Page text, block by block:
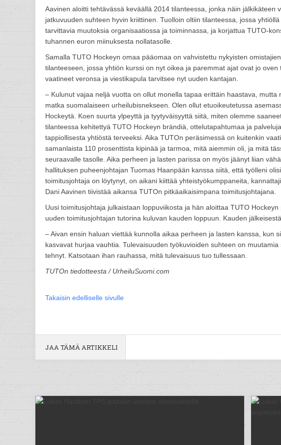
Aavinen aloitti tehtävässä keväällä 2014 tilanteessa, jonka näin jälkikäteen
jatkuvuuden suhteen hyvin kriittinen. Tuolloin oltiin tilanteessa, jossa
tarvittavia muutoksia organisaatiossa ja toiminnassa, ja korjattua TUTO-
tuhannen euron miinuksesta nollatasolle.
Samalla TUTO Hockeyn omaa pääomaa on vahvistettu nykyisten
tilanteeseen, jossa yhtiön kurssi on nyt oikea ja paremmat ajat ovat jo
vaatineet veronsa ja viestikapula tarvitsee nyt uuden kantajan.
– Kulunut vajaa neljä vuotta on ollut monella tapaa erittäin haastava,
matka suomalaiseen urheilubisnekseen. Olen ollut etuoikeutetussa
Hockeytä. Koen suurta ylpeyttä ja tyytyväisyyttä siitä, miten olemme
tilanteessa kehitettyä TUTO Hockeyn brändiä, ottelutapahtumaa ja
tappiollisesta yhtiöstä terveeksi. Aika TUTOn peräsimessä on kuitenkin
samanlaista 110 prosenttista kipinää ja tarmoa, mitä aiemmin oli, ja mitä
seuraavalle tasolle. Aika perheen ja lasten parissa on myös jäänyt liian
hallituksen puheenjohtajan Tuomas Haanpään kanssa siitä, että työlleni
toimitusjohtaja on löytynyt, on aikani kiittää yhteistyökumppaneita,
Dani Aavinen tiivistää aikansa TUTOn pitkäaikaisimpana toimitusjohtajana.
Uusi toimitusjohtaja julkaistaan loppuviikosta ja hän aloittaa TUTO
uuden toimitusjohtajan tutorina kuluvan kauden loppuun. Kauden
– Aivan ensin haluan viettää kunnolla aikaa perheen ja lasten kanssa, kun
kasvavat hurjaa vauhtia. Tulevaisuuden työkuvioiden suhteen on
tehnyt. Katsotaan ihan rauhassa, mitä tulevaisuus tuo tullessaan.
TUTOn tiedotteesta / UrheiluSuomi.com
Takaisin edelliselle sivulle
JAA TÄMÄ ARTIKKELI